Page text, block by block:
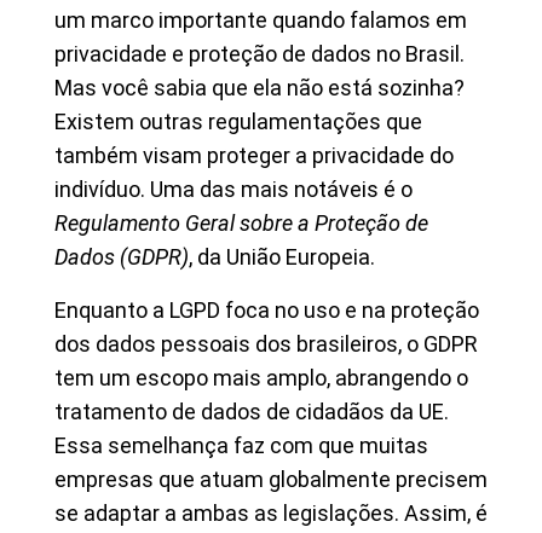
um marco importante quando falamos em
privacidade e proteção de dados no Brasil.
Mas você sabia que ela não está sozinha?
Existem outras regulamentações que
também visam proteger a privacidade do
indivíduo. Uma das mais notáveis é o
Regulamento Geral sobre a Proteção de
Dados (GDPR), da União Europeia.
Enquanto a LGPD foca no uso e na proteção
dos dados pessoais dos brasileiros, o GDPR
tem um escopo mais amplo, abrangendo o
tratamento de dados de cidadãos da UE.
Essa semelhança faz com que muitas
empresas que atuam globalmente precisem
se adaptar a ambas as legislações. Assim, é